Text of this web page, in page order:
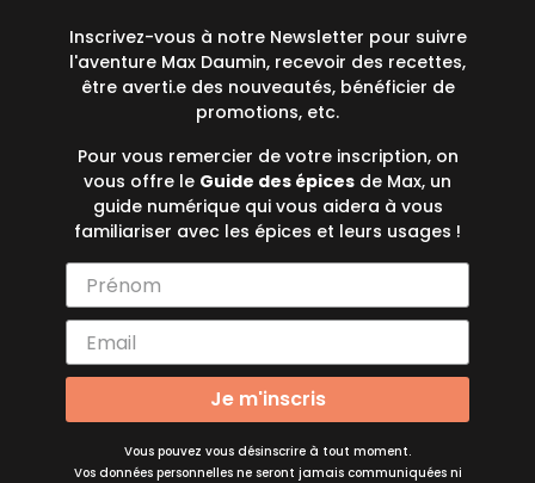
Inscrivez-vous à notre Newsletter pour suivre
l'aventure Max Daumin, recevoir des recettes,
être averti.e des nouveautés, bénéficier de
promotions, etc.
Pour vous remercier de votre inscription, on
vous offre le Guide des épices de Max, un
guide numérique qui vous aidera à vous
familiariser avec les épices et leurs usages !
Je m'inscris
Vous pouvez vous désinscrire à tout moment.
Vos données personnelles ne seront jamais communiquées ni